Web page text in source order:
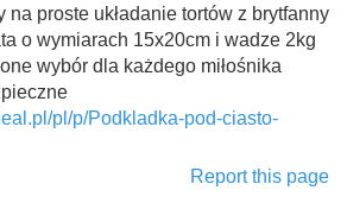
na proste układanie tortów z brytfanny
o wymiarach 15x20cm i wadze 2kg
wybór dla każdego miłośnika
pl/p/Podkladka-pod-ciasto-
Report this page